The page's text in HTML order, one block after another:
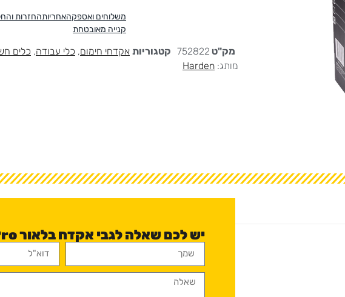
משלוחים ואספקהאחריותהחזרות
קנייה מאובטחת
מק"ט 752822 קטגוריות אקדחי חימום, כלי עבודה, כלים
מותג: Harden
יש לכם שאלה לגבי אקדח בלאור Pro?